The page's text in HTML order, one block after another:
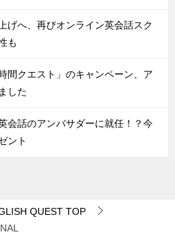
げへ、再びオンライン英会話スク
も
間クエスト」のキャンペーン、ア
した
会話のアンバサダーに就任！？今
ント
QUEST TOP